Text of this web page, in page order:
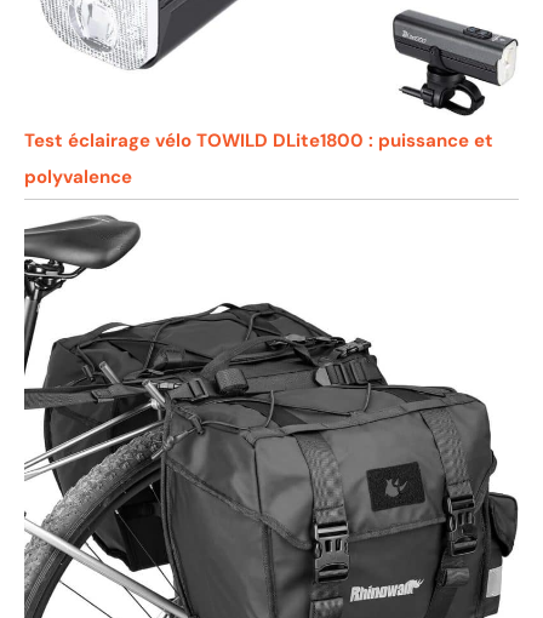
Test éclairage vélo TOWILD DLite1800 : puissance et
polyvalence